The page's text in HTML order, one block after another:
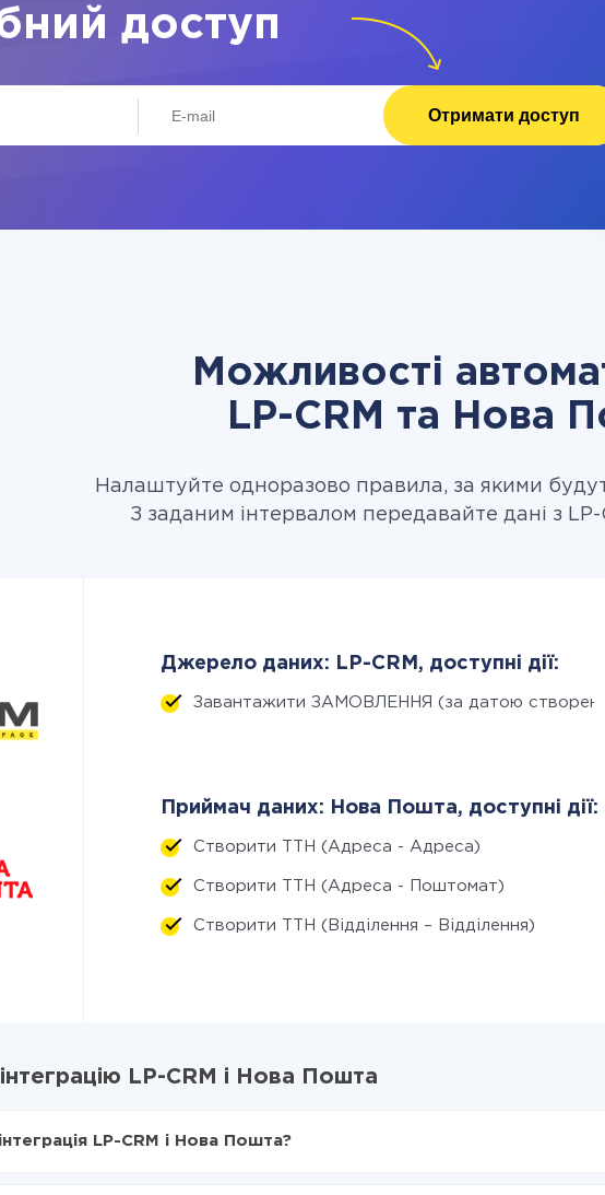
доступ
Отримати доступ
Можливості
LP-CRM та Нова
Налаштуйте одноразово правила, за якими
З заданим інтервалом передавайте дані з
Джерело даних: LP-CRM, доступні дії:
Завантажити ЗАМОВЛЕННЯ (за датою
Приймач даних: Нова Пошта, доступні дії:
Створити ТТН (Адреса - Адреса)
Створити ТТН (Адреса - Поштомат)
Створити ТТН (Відділення – Відділення)
LP-CRM і Нова Пошта
LP-CRM і Нова Пошта?